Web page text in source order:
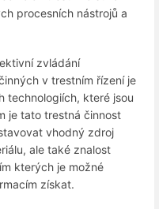
procesních nástrojů a
zvládání
v trestním řízení je
technologiích, které jsou
je tato trestná činnost
vhodný zdroj
ale také znalost
kterých je možné
získat.